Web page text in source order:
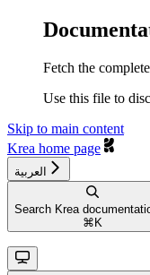
Fetch the
Use this file to
Skip to main content
Krea home page
العربية
Search Krea
⌘ K